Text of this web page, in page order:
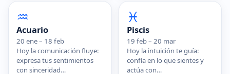
♒
Acuario
20 ene – 18 feb
Hoy la comunicación fluye:
expresa tus sentimientos
con sinceridad…
♓
Piscis
19 feb – 20 mar
Hoy la intuición te guía:
confía en lo que sientes y
actúa con…